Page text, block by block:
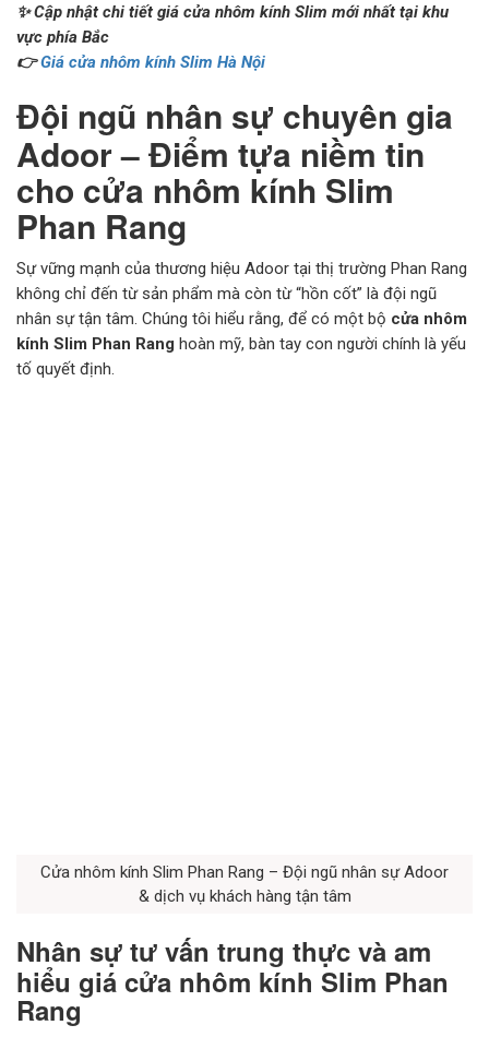
✨ Cập nhật chi tiết giá cửa nhôm kính Slim mới nhất tại khu
vực phía Bắc
👉Giá cửa nhôm kính Slim Hà Nội
Đội ngũ nhân sự chuyên gia
Adoor – Điểm tựa niềm tin
cho cửa nhôm kính Slim
Phan Rang
Sự vững mạnh của thương hiệu Adoor tại thị trường Phan Rang
không chỉ đến từ sản phẩm mà còn từ “hồn cốt” là đội ngũ
nhân sự tận tâm. Chúng tôi hiểu rằng, để có một bộ cửa nhôm
kính Slim Phan Rang hoàn mỹ, bàn tay con người chính là yếu
tố quyết định.
Cửa nhôm kính Slim Phan Rang – Đội ngũ nhân sự Adoor
& dịch vụ khách hàng tận tâm
Nhân sự tư vấn trung thực và am
hiểu giá cửa nhôm kính Slim Phan
Rang